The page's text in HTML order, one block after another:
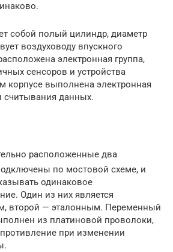
собой полый цилиндр, диаметр
воздуховоду впускного
электронная группа,
сенсоров и устройства
корпусе выполнена электронная
считывания данных.
расположенные два
по мостовой схеме, и
одинаковое
Один из них является
второй — эталонным. Переменный
из платиновой проволоки,
при изменении